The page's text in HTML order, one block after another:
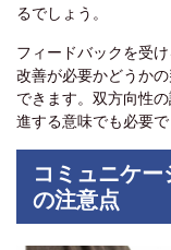
るでしょう。
フィードバックを受
改善が必要かどうか
できます。双方向性
進する意味でも必要で
コミュニケ
の注意点